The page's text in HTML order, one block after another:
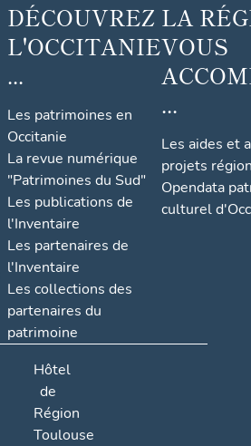
DÉCOUVREZ
L'OCCITANIE
...
Les patrimoines en
Occitanie
La revue numérique
"Patrimoines du Sud"
Les publications de
l'Inventaire
Les partenaires de
l'Inventaire
Les collections des
partenaires du
patrimoine
LA
VOUS
...
Les aides et
projets
Opendata
culturel
Hôtel
de
Région
Toulouse